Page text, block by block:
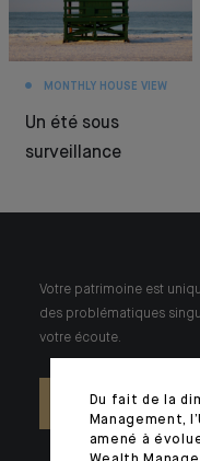
MONTHLY HOUSE VIEW
Un été sous
surveillance
Votre patrimoine est
des problématiques
votre écoute.
Du fait de la
Management,
amené à